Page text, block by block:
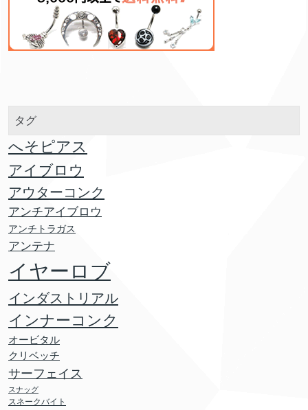
タグ
へそピアス
アイブロウ
アウターコンク
アンチアイブロウ
アンチトラガス
アンテナ
イヤーロブ
インダストリアル
インナーコンク
オービタル
クリベッチ
サーフェイス
スナッグ
スネークバイト